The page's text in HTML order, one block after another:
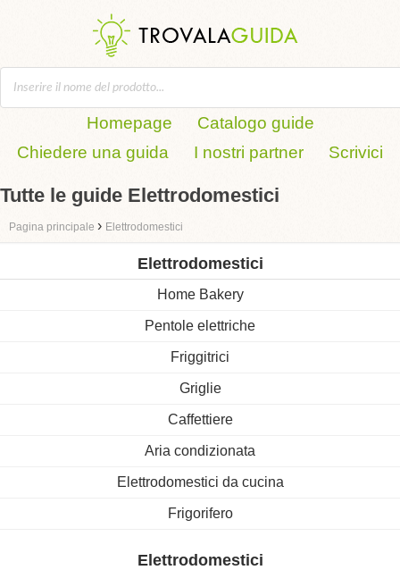
Homepage
Catalogo guide
Chiedere una guida
I nostri partner Scrivici
Tutte le guide Elettrodomestici
Pagina principale › Elettrodomestici
Elettrodomestici
Home Bakery
Pentole elettriche
Friggitrici
Griglie
Caffettiere
Aria condizionata
Elettrodomestici da cucina
Frigorifero
Elettrodomestici